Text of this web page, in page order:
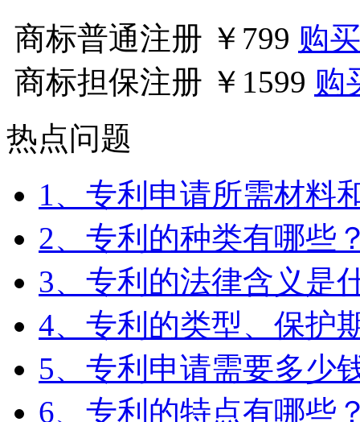
商标普通注册 ￥799 购买
商标担保注册 ￥1599 购
热点问题
1、专利申请所需材料
2、专利的种类有哪些
3、专利的法律含义是
4、专利的类型、保护
5、专利申请需要多少
6、专利的特点有哪些